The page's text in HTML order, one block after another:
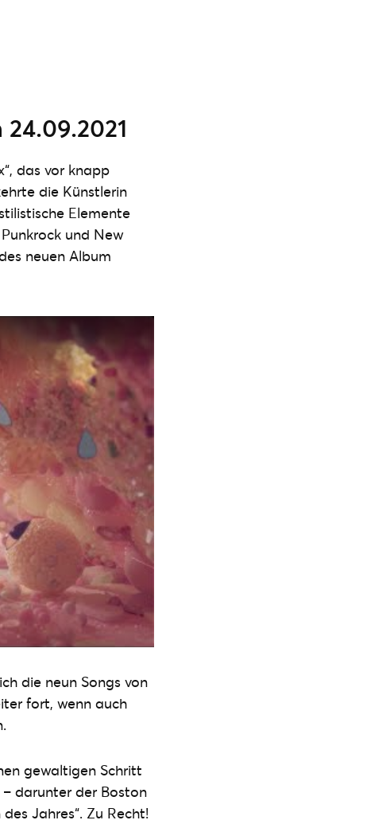
das vor knapp
die Künstlerin
Elemente
und New
neuen Album
die neun Songs von
fort, wenn auch
gewaltigen Schritt
– darunter der Boston
Jahres“. Zu Recht!